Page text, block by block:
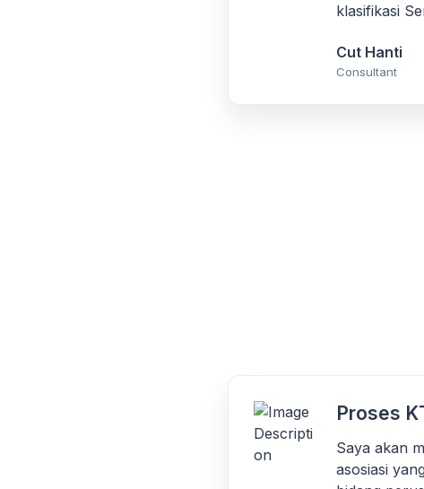
klasifikasi
Cut Hanti
Consultant
Proses
Saya akan
asosiasi